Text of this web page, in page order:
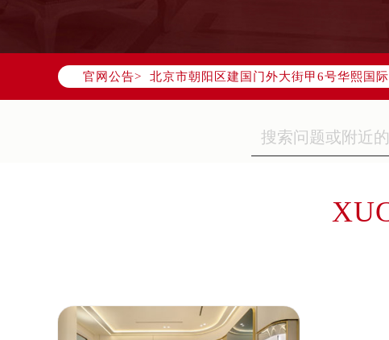
官网公告>
北京市朝阳区建国门外大街甲6号华熙国
天津市和平区赤峰道136号天津国际金融
上海市徐汇区虹桥路3号港汇中心写字楼
南京市秦淮区中山南路1号（新街口）南
扬州市邗江区国展路29号星耀天地写字
盐城市盐都区世纪大道5号盐城金融城写
泰州市海陵区永定东路399号置地商务中
宁波市江北区大闸南路500号来福士广场
金华市金东区东市南街777号金华万达广